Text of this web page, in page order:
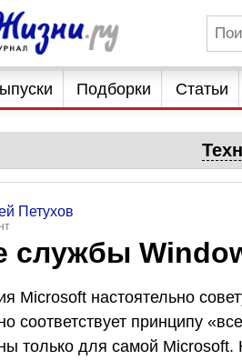
Подборки Статьи
Петухов
службы
Microsoft настоятельно
соответствует принципу
только для самой